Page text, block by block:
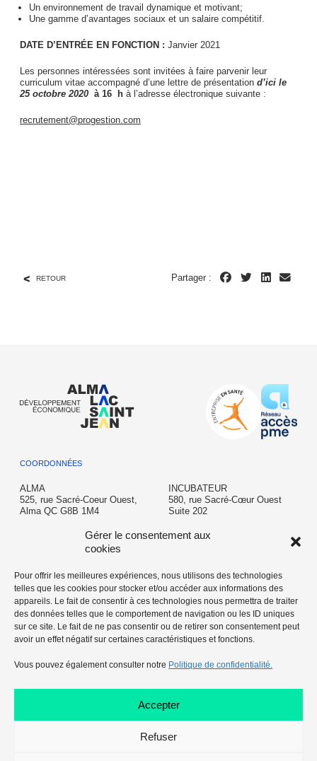
Gérer le consentement aux
cookies
Pour offrir les meilleures expériences, nous utilisons des technologies
telles que les cookies pour stocker et/ou accéder aux informations des
appareils. Le fait de consentir à ces technologies nous permettra de traiter
des données telles que le comportement de navigation ou les ID uniques
sur ce site. Le fait de ne pas consentir ou de retirer son consentement peut
avoir un effet négatif sur certaines caractéristiques et fonctions.
Vous pouvez également consulter notre Politique de confidentialité.
Accepter
Refuser
Un environnement de travail dynamique et motivant;
Une gamme d’avantages sociaux et un salaire compétitif.
DATE D’ENTRÉE EN FONCTION : Janvier 2021
Les personnes intéressées sont invitées à faire parvenir leur
curriculum vitae accompagné d’une lettre de présentation d’ici le
25 octobre 2020 à 16 h à l’adresse électronique suivante :
recrutement@progestion.com
RETOUR Partager :
COORDONNÉES
ALMA
525, rue Sacré-Coeur Ouest,
Alma QC G8B 1M4
T: 418 662-6645
info@almalacsaintjean.ca
INCUBATEUR
580, rue Sacré-Cœur Ouest
Suite 202
incubateur@almalacsaintjean.ca
AÉROPORT
350 chemin de l'Aéroport,
Alma, QC G8B 5V2
T: 418 669-5104